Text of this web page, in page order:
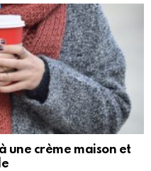
une crème maison et